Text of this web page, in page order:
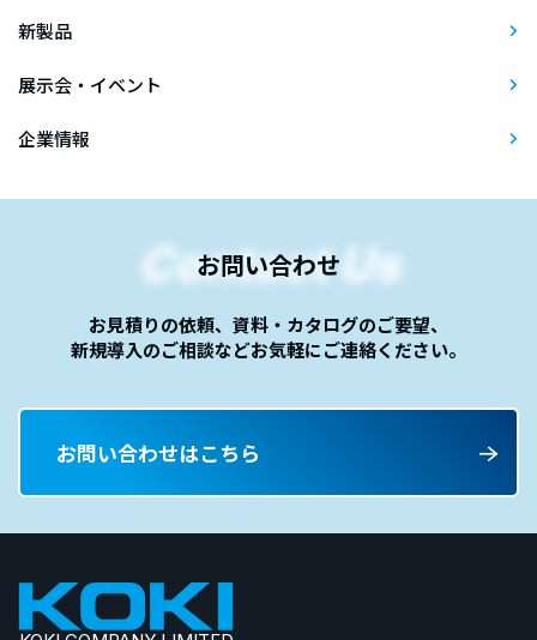
新製品
展示会・イベント
企業情報
Contact Us
お問い合わせ
お見積りの依頼、資料・カタログのご要望、
新規導入のご相談などお気軽にご連絡ください。
お問い合わせはこちら